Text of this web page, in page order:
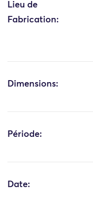
Lieu de
Fabrication:
Dimensions:
Période:
Date: